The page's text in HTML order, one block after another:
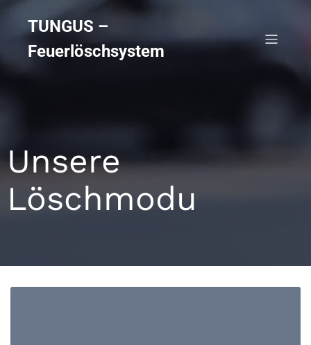
TUNGUS –
Feuerlöschsystem
Unsere
Löschmodu